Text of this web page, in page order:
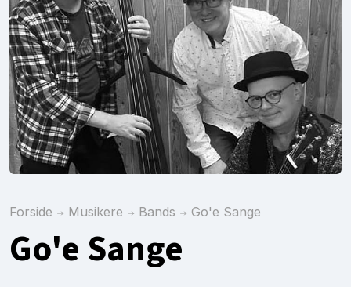
Forside Musikere Bands Go'e Sange
Go'e Sange